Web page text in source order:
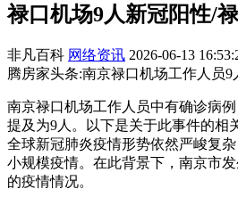
禄口机场9人新冠阳性/
非凡百科 网络资讯 2026-06-13
腾房家头条:南京禄口机场工作人员9
南京禄口机场工作人员中有确诊病
提及为9人。以下是关于此事件的相
全球新冠肺炎疫情形势依然严峻复
小规模疫情。在此背景下，南京市
的疫情情况。